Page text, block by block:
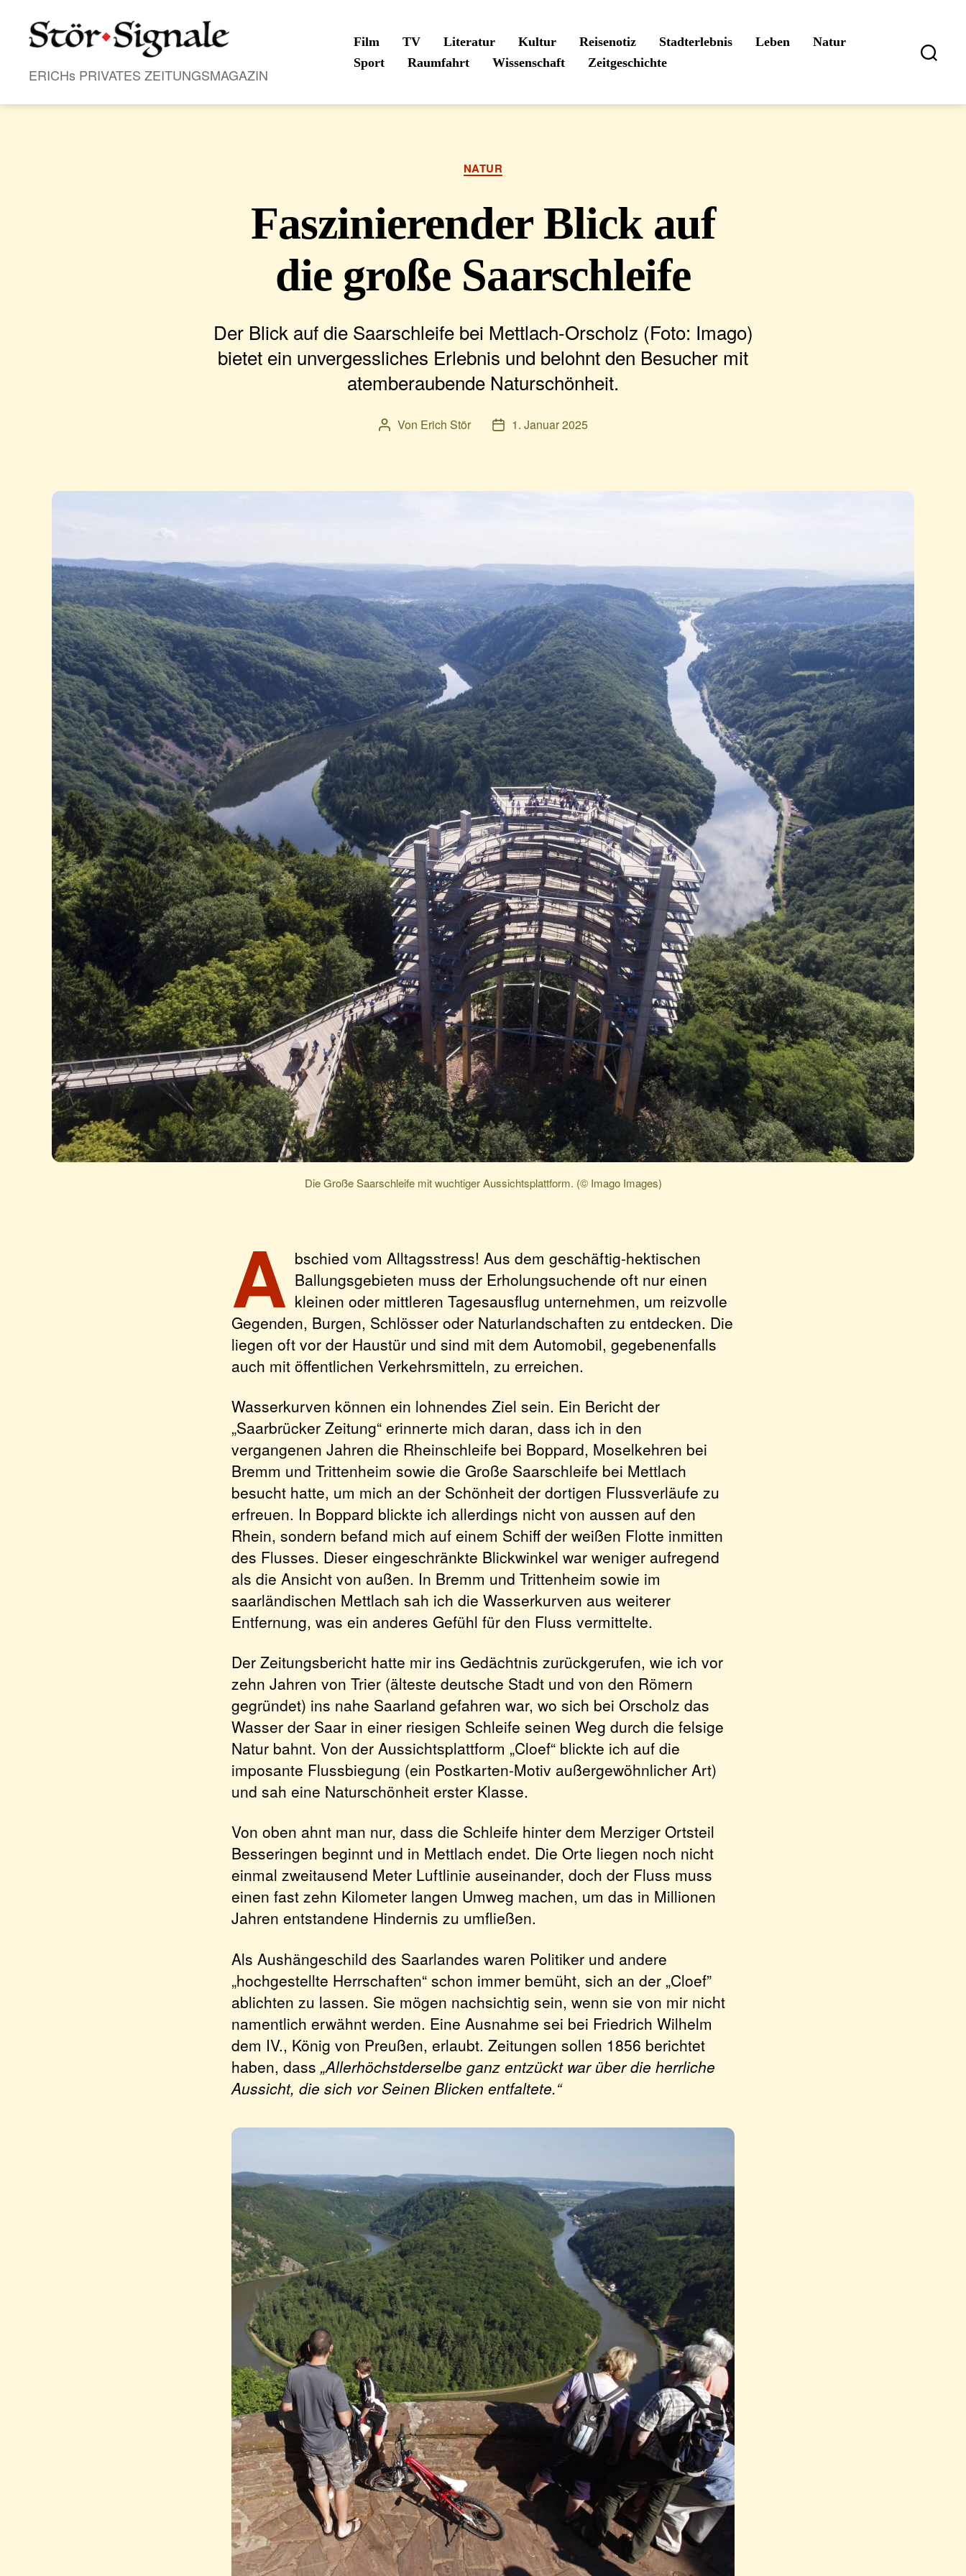
ERICHs PRIVATES ZEITUNGSMAGAZIN
Film TV Literatur Kultur Reisenotiz Stadterlebnis Leben
Natur
Sport
Raumfahrt Wissenschaft Zeitgeschichte
Kategorien
NATUR
Faszinierender Blick auf
die große Saarschleife
Der Blick auf die Saarschleife bei Mettlach-Orscholz (Foto: Imago)
bietet ein unvergessliches Erlebnis und belohnt den Besucher mit
atemberaubende Naturschönheit.
Beitragsautor
Von Erich Stör Veröffentlichungsdatum
1. Januar 2025
Die Große Saarschleife mit wuchtiger Aussichtsplattform. (© Imago Images)
A bschied vom Alltagsstress! Aus dem geschäftig-hektischen
Ballungsgebieten muss der Erholungsuchende oft nur einen
kleinen oder mittleren Tagesausflug unternehmen, um reizvolle
Gegenden, Burgen, Schlösser oder Naturlandschaften zu entdecken. Die
liegen oft vor der Haustür und sind mit dem Automobil, gegebenenfalls
auch mit öffentlichen Verkehrsmitteln, zu erreichen.
Wasserkurven können ein lohnendes Ziel sein. Ein Bericht der
„Saarbrücker Zeitung“ erinnerte mich daran, dass ich in den
vergangenen Jahren die Rheinschleife bei Boppard, Moselkehren bei
Bremm und Trittenheim sowie die Große Saarschleife bei Mettlach
besucht hatte, um mich an der Schönheit der dortigen Flussverläufe zu
erfreuen. In Boppard blickte ich allerdings nicht von aussen auf den
Rhein, sondern befand mich auf einem Schiff der weißen Flotte inmitten
des Flusses. Dieser eingeschränkte Blickwinkel war weniger aufregend
als die Ansicht von außen. In Bremm und Trittenheim sowie im
saarländischen Mettlach sah ich die Wasserkurven aus weiterer
Entfernung, was ein anderes Gefühl für den Fluss vermittelte.
Der Zeitungsbericht hatte mir ins Gedächtnis zurückgerufen, wie ich vor
zehn Jahren von Trier (älteste deutsche Stadt und von den Römern
gegründet) ins nahe Saarland gefahren war, wo sich bei Orscholz das
Wasser der Saar in einer riesigen Schleife seinen Weg durch die felsige
Natur bahnt. Von der Aussichtsplattform „Cloef“ blickte ich auf die
imposante Flussbiegung (ein Postkarten-Motiv außergewöhnlicher Art)
und sah eine Naturschönheit erster Klasse.
Von oben ahnt man nur, dass die Schleife hinter dem Merziger Ortsteil
Besseringen beginnt und in Mettlach endet. Die Orte liegen noch nicht
einmal zweitausend Meter Luftlinie auseinander, doch der Fluss muss
einen fast zehn Kilometer langen Umweg machen, um das in Millionen
Jahren entstandene Hindernis zu umfließen.
Als Aushängeschild des Saarlandes waren Politiker und andere
„hochgestellte Herrschaften“ schon immer bemüht, sich an der „Cloef”
ablichten zu lassen. Sie mögen nachsichtig sein, wenn sie von mir nicht
namentlich erwähnt werden. Eine Ausnahme sei bei Friedrich Wilhelm
dem IV., König von Preußen, erlaubt. Zeitungen sollen 1856 berichtet
haben, dass „Allerhöchstderselbe ganz entzückt war über die herrliche
Aussicht, die sich vor Seinen Blicken entfaltete.“